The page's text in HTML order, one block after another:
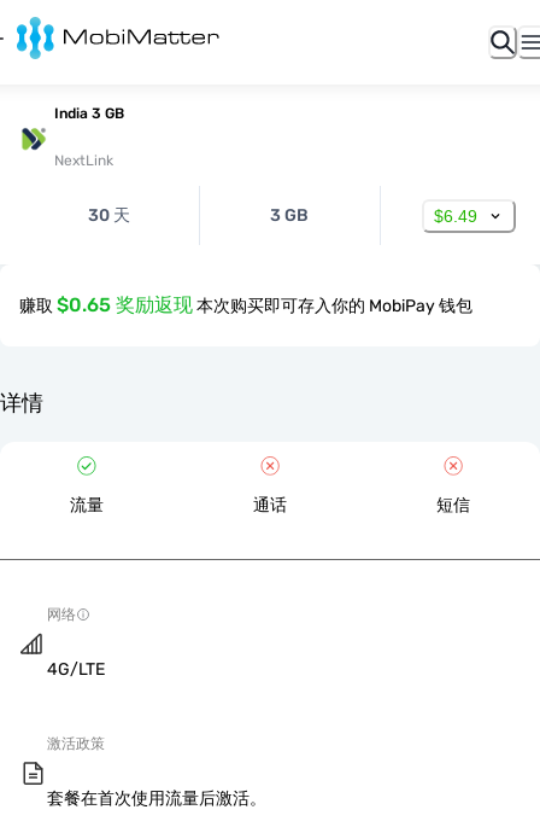
India 3 GB
NextLink
30 天 3 GB $6.49
赚取 $0.65 奖励返现本次购买即可存入你的 MobiPay 钱包
详情
流量 通话 短信
网络
4G/LTE
激活政策
套餐在首次使用流量后激活。